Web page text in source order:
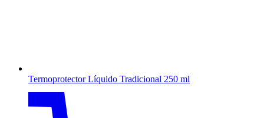
Termoprotector Líquido Tradicional 250 ml